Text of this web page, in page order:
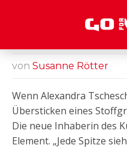
PURE
„Ich
Sie
von Susanne Rötter
Wenn Alexandra
Übersticken eines
Die neue Inhaberin des
Element. „Jede Spitze